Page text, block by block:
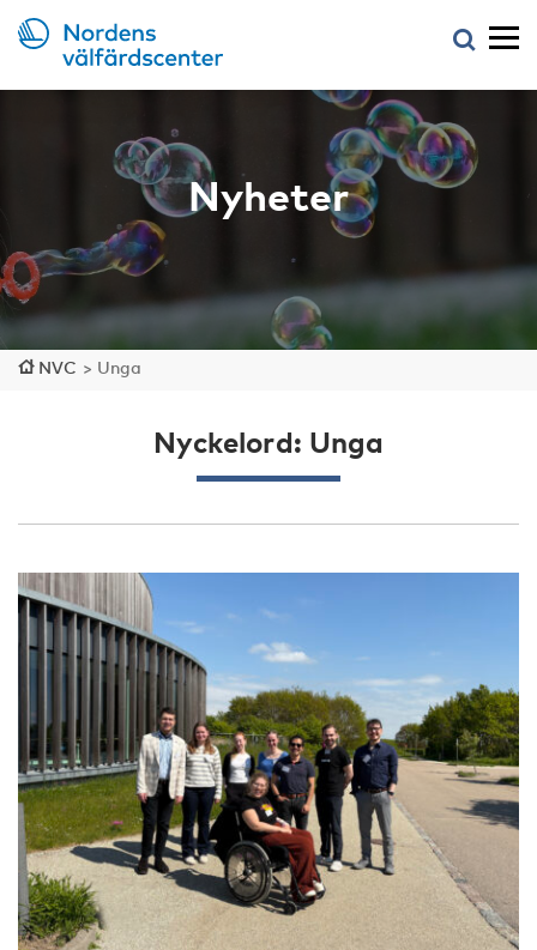
Nyheter
NVC > Unga
Nyckelord: Unga